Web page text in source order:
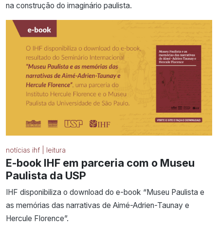
na construção do imaginário paulista.
notícias ihf | leitura
E-book IHF em parceria com o Museu
Paulista da USP
IHF disponibiliza o download do e-book “Museu Paulista e
as memórias das narrativas de Aimé-Adrien-Taunay e
Hercule Florence”.